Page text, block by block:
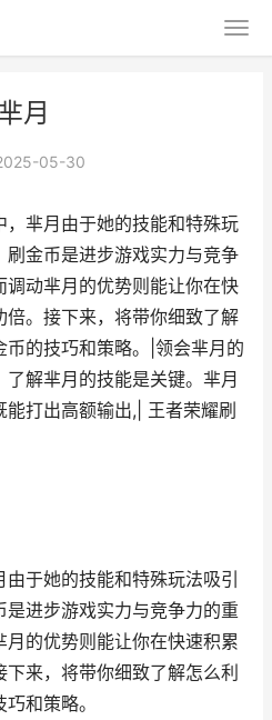
月
05-30
芈月由于她的技能和特殊玩
金币是进步游戏实力与竞争
动芈月的优势则能让你在快
。接下来，将带你细致了解
的技巧和策略。|领会芈月的
解芈月的技能是关键。芈月
打出高额输出,| 王者荣耀刷
于她的技能和特殊玩法吸引
进步游戏实力与竞争力的重
的优势则能让你在快速积累
来，将带你细致了解怎么利
和策略。